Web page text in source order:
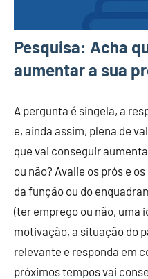
Pesquisa: Acha
aumentar a sua
A pergunta é singela, a
e, ainda assim, plena de
que vai conseguir
ou não? Avalie os prós e
da função ou do
(ter emprego ou não, uma
motivação, a situação do
relevante e responda em
próximos tempos vai